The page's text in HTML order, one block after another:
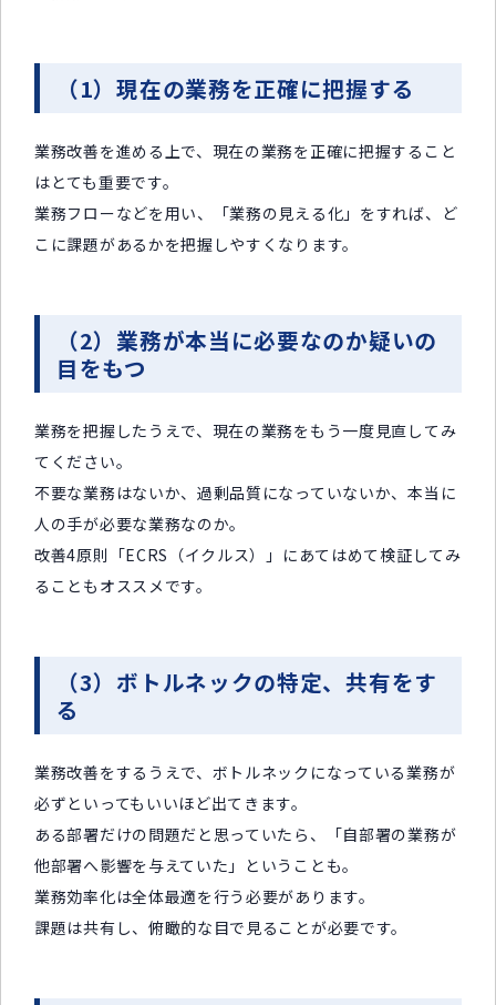
（1）現在の業務を正確に把握する
業務改善を進める上で、現在の業務を正確に把握すること
はとても重要です。
業務フローなどを用い、「業務の見える化」をすれば、ど
こに課題があるかを把握しやすくなります。
（2）業務が本当に必要なのか疑いの
目をもつ
業務を把握したうえで、現在の業務をもう一度見直してみ
てください。
不要な業務はないか、過剰品質になっていないか、本当に
人の手が必要な業務なのか。
改善4原則「ECRS（イクルス）」にあてはめて検証してみ
ることもオススメです。
（3）ボトルネックの特定、共有をす
る
業務改善をするうえで、ボトルネックになっている業務が
必ずといってもいいほど出てきます。
ある部署だけの問題だと思っていたら、「自部署の業務が
他部署へ影響を与えていた」ということも。
業務効率化は全体最適を行う必要があります。
課題は共有し、俯瞰的な目で見ることが必要です。